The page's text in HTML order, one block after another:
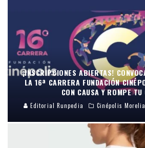
¡INSCRIPCIONES ABIERTAS!
LA 16ª CARRERA FUNDACIÓN
CON CAUSA Y ROMPE TU
Editorial Runpedia Cinépolis Morelia